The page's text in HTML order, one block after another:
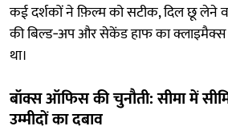
कई दर्शकों ने फ़िल्म को सटीक, दिल छू लेने
की बिल्ड‑अप और सेकेंड हाफ का
था।
बॉक्स ऑफिस की चुनौती: सीमा में
उम्मीदों का दबाव